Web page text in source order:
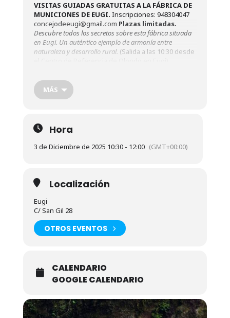
VISITAS GUIADAS GRATUITAS A LA FÁBRICA DE
MUNICIONES DE EUGI. Inscripciones: 948304047
concejodeeugi@gmail.com Plazas limitadas.
Descubre todos los secretos sobre esta fábrica situada
en Eugi. Un auténtico ejemplo de armonía entre
naturaleza y desarrollo rural. (Salida a las 10:30 desde
GIDATUAK.Izen-emateak: 948304047
concejodeeugi@gmail.com.
arteko harmoniaren adibide garbia. (Hasiera: 10:30ean
Eugiko Olondo Erreferentzia Zentroan)
MÁS
Hora
3 de Diciembre de 2025 10:30 - 12:00 (GMT+00:00)
Localización
Eugi
C/ San Gil 28
OTROS EVENTOS
CALENDARIO
GOOGLE CALENDARIO